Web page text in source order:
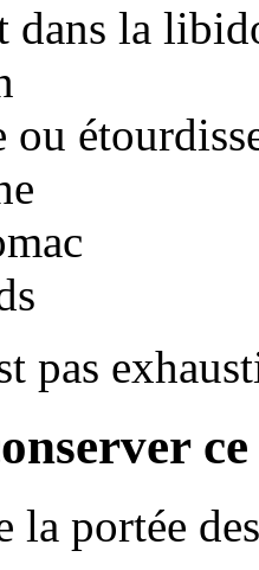
dans la
ou
pas
la portée